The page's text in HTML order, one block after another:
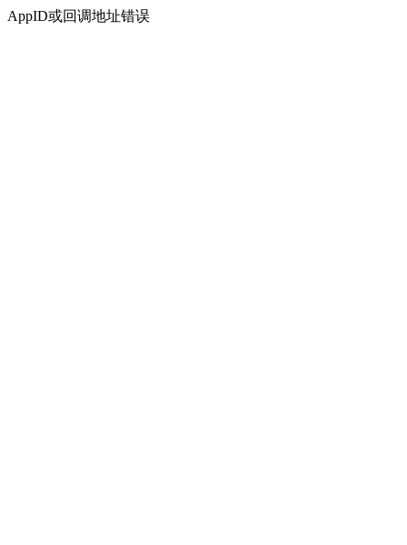
AppID或回调地址错误